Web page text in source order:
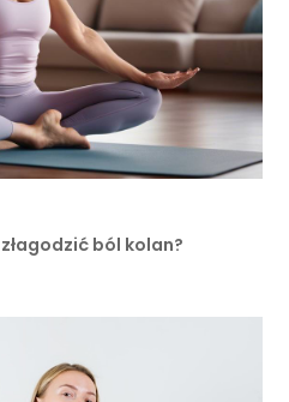
ból kolan?